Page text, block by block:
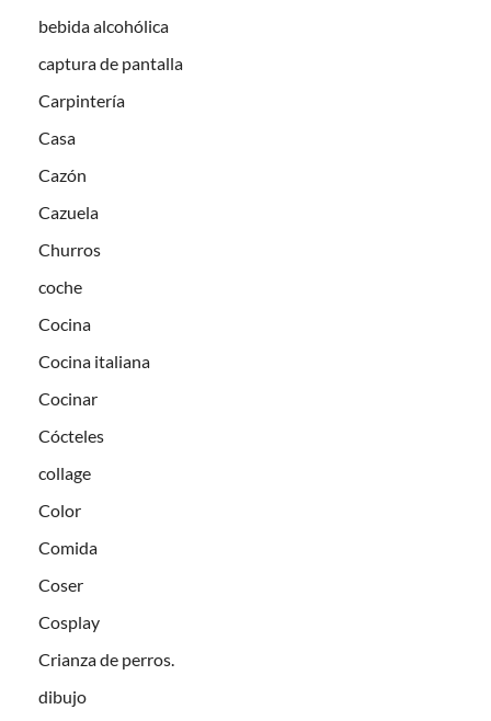
bebida alcohólica
captura de pantalla
Carpintería
Casa
Cazón
Cazuela
Churros
coche
Cocina
Cocina italiana
Cocinar
Cócteles
collage
Color
Comida
Coser
Cosplay
Crianza de perros.
dibujo